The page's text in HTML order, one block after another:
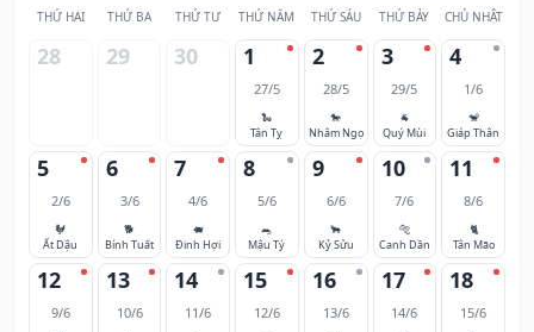
THỨ HAI THỨ BA THỨ TƯ THỨ NĂM THỨ SÁU THỨ BẢY CHỦ NHẬT
28 29 30 1
27/5
🐍
Tân Tỵ
2
28/5
🐎
Nhâm Ngọ
3
29/5
🐐
Quý Mùi
4
1/6
🐒
Giáp Thân
5
2/6
🐓
Ất Dậu
6
3/6
🐕
Bính Tuất
7
4/6
🐖
Đinh Hợi
8
5/6
🐀
Mậu Tý
9
6/6
🐂
Kỷ Sửu
10
7/6
🐅
Canh Dần
11
8/6
🐈
Tân Mão
12
9/6
13
10/6
14
11/6
15
12/6
16
13/6
17
14/6
18
15/6